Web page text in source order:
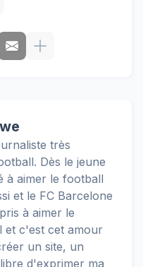
très
Dès le jeune
à aimer le football
et le FC Barcelone
à aimer le
et c'est cet amour
un site, un
d'exprimer ma